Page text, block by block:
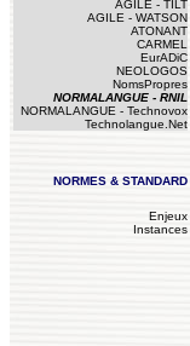
AGILE - TILT
AGILE - WATSON
ATONANT
CARMEL
EurADiC
NEOLOGOS
NomsPropres
NORMALANGUE - RNIL
NORMALANGUE - Technovox
Technolangue.Net
NORMES & STANDARD
Enjeux
Instances